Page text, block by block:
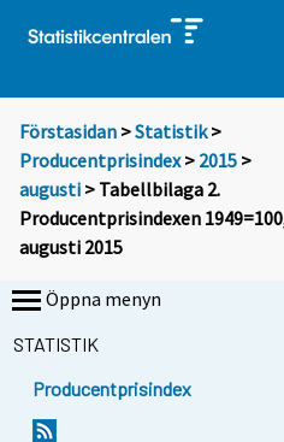
Förstasidan >Statistik >
Producentprisindex> 2015 >
augusti > Tabellbilaga 2.
Producentprisindexen
augusti 2015
Öppna menyn
STATISTIK
Producentprisindex